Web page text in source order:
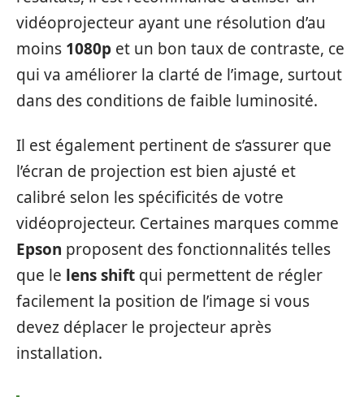
vidéoprojecteur ayant une résolution d’au
moins 1080p et un bon taux de contraste, ce
qui va améliorer la clarté de l’image, surtout
dans des conditions de faible luminosité.
Il est également pertinent de s’assurer que
l’écran de projection est bien ajusté et
calibré selon les spécificités de votre
vidéoprojecteur. Certaines marques comme
Epson proposent des fonctionnalités telles
que le lens shift qui permettent de régler
facilement la position de l’image si vous
devez déplacer le projecteur après
installation.